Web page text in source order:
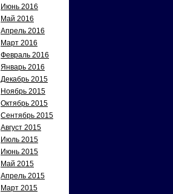
Июнь 2016
Май 2016
Апрель 2016
Март 2016
Февраль 2016
Январь 2016
Декабрь 2015
Ноябрь 2015
Октябрь 2015
Сентябрь 2015
Август 2015
Июль 2015
Июнь 2015
Май 2015
Апрель 2015
Март 2015